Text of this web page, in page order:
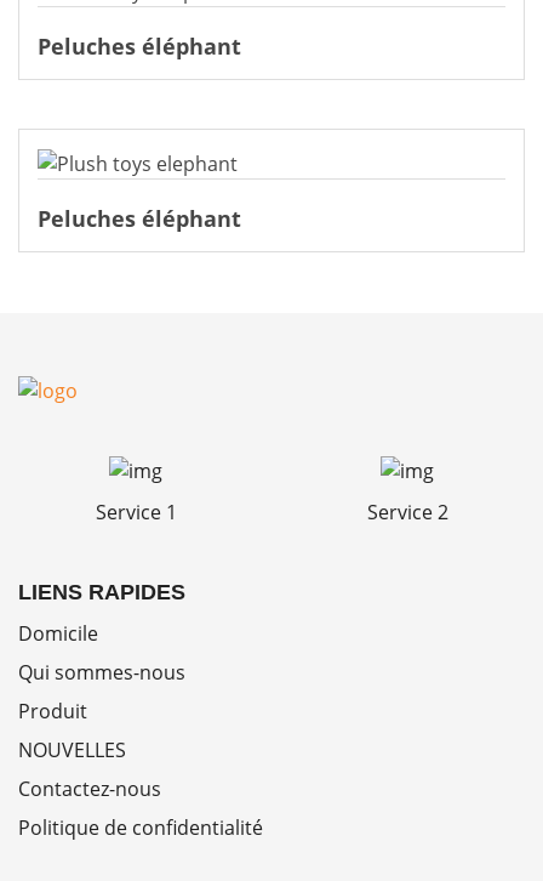
Peluches éléphant
Peluches éléphant
Service 1 Service 2
LIENS RAPIDES
Domicile
Qui sommes-nous
Produit
NOUVELLES
Contactez-nous
Politique de confidentialité